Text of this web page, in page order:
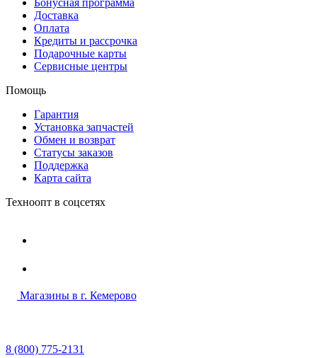
Доставка
Оплата
Кредиты и рассрочка
Подарочные карты
Сервисные центры
Помощь
Гарантия
Установка запчастей
Обмен и возврат
Статусы заказов
Поддержка
Карта сайта
Техноопт в соцсетях
Магазины в г. Кемерово
8 (800) 775-2131